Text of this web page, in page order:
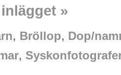
»
, Bröllop, Dop/
,